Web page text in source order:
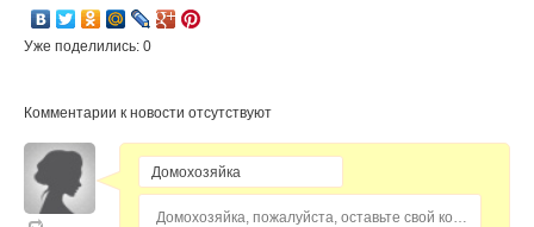
Уже поделились: 0
Комментарии к новости отсутствуют
Домохозяйка, пожалуйста, оставьте свой комментарий...